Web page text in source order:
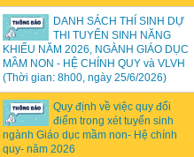
DANH SÁCH THÍ SINH DỰ
THI TUYỂN SINH NĂNG
KHIẾU NĂM 2026, NGÀNH GIÁO DỤC
MẦM NON - HỆ CHÍNH QUY và VLVH
(Thời gian: 8h00, ngày 25/6/2026)
Quy định về việc quy đổi
điểm trong xét tuyển sinh
ngành Giáo dục mầm non- Hệ chính
quy- năm 2026